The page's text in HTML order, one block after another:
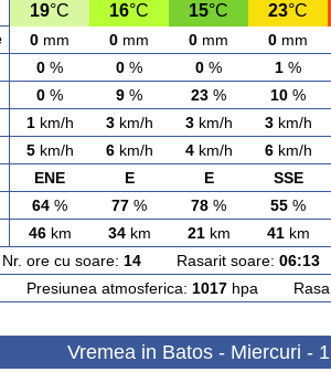
19°C 16°C 15°C 23°C
0 mm 0 mm 0 mm 0 mm
0 % 0 % 0 % 1 %
0 % 9 % 23 % 10 %
1km/h 3km/h 3km/h 3km/h
5km/h 6km/h 4km/h 6km/h
ENE E E SSE
64 % 77 % 78 % 55 %
46km 34km 21km 41km
Nr. ore cu soare: 14Rasarit soare: 06:13
atmosferica: 1017hpa
Vremea in Batos - Miercuri -